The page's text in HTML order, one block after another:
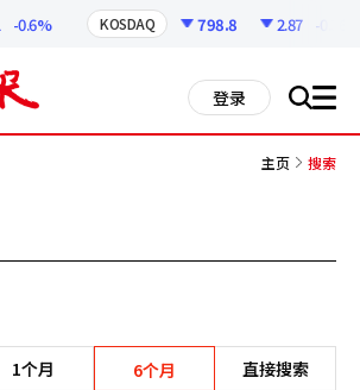
-0.6% KOSDAQ 798.8 2.87 -0.36%
登录 搜 all
主页 搜索
1个月 6个月 直接搜索